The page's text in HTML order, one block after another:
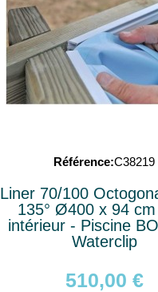
Référence C38219
Liner 70/100
135° Ø400 x 94
intérieur - Piscine
Waterclip
510,00 €